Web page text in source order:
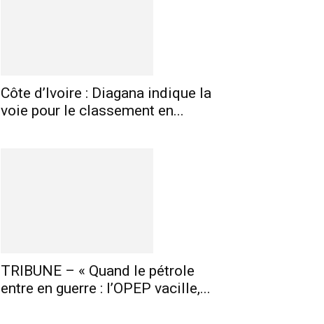
Côte d’Ivoire : Diagana indique la
voie pour le classement en...
TRIBUNE – « Quand le pétrole
entre en guerre : l’OPEP vacille,...